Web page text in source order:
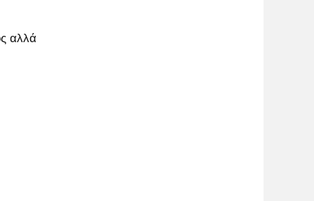
αλλά